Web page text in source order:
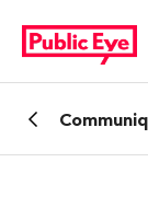
sur
publiceye.ch
rapide
Retour